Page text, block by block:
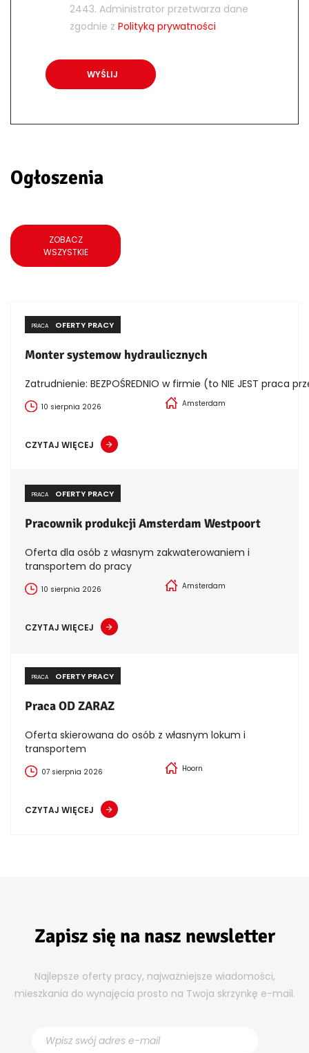
2443. Administrator przetwarza dane
zgodnie z Polityką prywatności
Ogłoszenia
ZOBACZ
WSZYSTKIE
PRACA OFERTY PRACY
Monter systemow hydraulicznych
Zatrudnienie: BEZPOŚREDNIO w firmie (to NIE JEST praca
10 sierpnia 2026 Amsterdam
CZYTAJ WIĘCEJ
PRACA OFERTY PRACY
Pracownik produkcji Amsterdam Westpoort
Oferta dla osób z własnym zakwaterowaniem i
transportem do pracy
10 sierpnia 2026 Amsterdam
CZYTAJ WIĘCEJ
PRACA OFERTY PRACY
Praca OD ZARAZ
Oferta skierowana do osób z własnym lokum i
transportem
07 sierpnia 2026 Hoorn
CZYTAJ WIĘCEJ
Zapisz się na nasz newsletter
Najlepsze oferty pracy, najważniejsze wiadomości,
mieszkania do wynajęcia prosto na Twoja skrzynkę e-mail.